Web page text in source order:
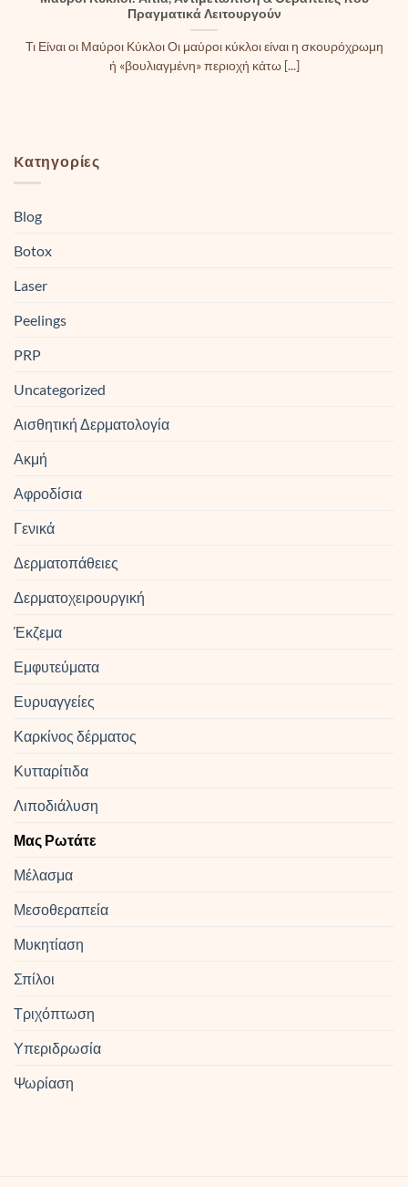
Πραγματικά Λειτουργούν
Τι Είναι οι Μαύροι Κύκλοι Οι μαύροι κύκλοι είναι η σκουρόχρωμη
ή «βουλιαγμένη» περιοχή κάτω [...]
Kατηγορίες
Blog
Botox
Laser
Peelings
PRP
Uncategorized
Αισθητική Δερματολογία
Ακμή
Αφροδίσια
Γενικά
Δερματοπάθειες
Δερματοχειρουργική
Έκζεμα
Εμφυτεύματα
Ευρυαγγείες
Καρκίνος δέρματος
Κυτταρίτιδα
Λιποδιάλυση
Μας Ρωτάτε
Μέλασμα
Μεσοθεραπεία
Μυκητίαση
Σπίλοι
Τριχόπτωση
Υπεριδρωσία
Ψωρίαση